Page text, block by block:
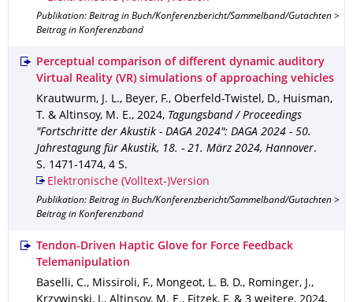
Publikation: Beitrag in Buch/Konferenzbericht/Sammelband/Gutachten >
Beitrag in Konferenzband
Perceptual comparison of different dynamic auditory
Virtual Reality (VR) simulations of approaching vehicles
Krautwurm, J. L., Beyer, F., Oberfeld-Twistel, D., Huisman,
T. & Altinsoy, M. E., 2024, Tagungsband / Proceedings
"Fortschritte der Akustik - DAGA 2024": DAGA 2024 - 50.
Jahrestagung für Akustik, 18. - 21. März 2024, Hannover.
S. 1471-1474, 4 S.
Elektronische (Volltext-)Version
Publikation: Beitrag in Buch/Konferenzbericht/Sammelband/Gutachten >
Beitrag in Konferenzband
Tendon-Driven Haptic Glove for Force Feedback
Telemanipulation
Baselli, C., Missiroli, F., Mongeot, L. B. D., Rominger, J.,